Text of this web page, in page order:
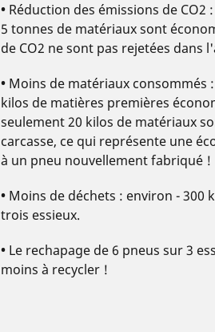
•Réduction des émissions de CO2
5 tonnes de matériaux sont
de CO2 ne sont pas rejetées dans
•Moins de matériaux consommés
kilos de matières premières
seulement 20 kilos de matériaux
carcasse, ce qui représente une
à un pneu nouvellement fabriqué !
•Moins de déchets : environ - 300
trois essieux.
•Le rechapage de 6 pneus sur 3
moins à recycler !